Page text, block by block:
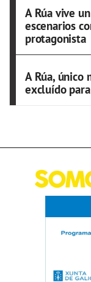
A Rúa vive
escenarios
protagonista
A Rúa, único
excluído